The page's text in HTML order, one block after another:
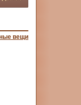
вещи